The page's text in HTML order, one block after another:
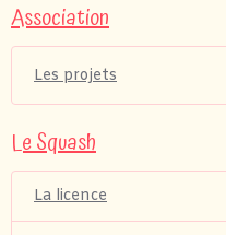
Association
Les projets
Le Squash
La licence